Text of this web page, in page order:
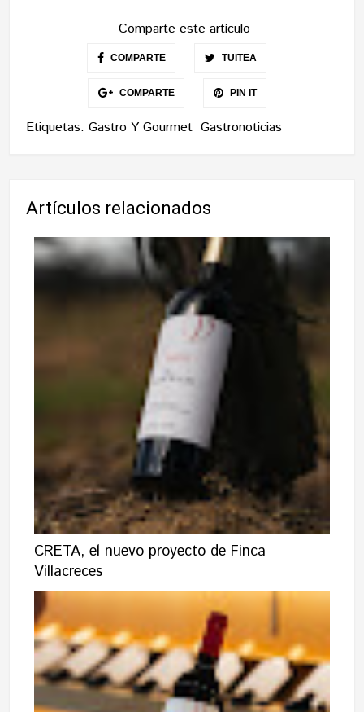
Comparte este artículo
COMPARTE TUITEA
COMPARTE PIN IT
Etiquetas:Gastro Y Gourmet Gastronoticias
Artículos relacionados
CRETA, el nuevo proyecto de Finca
Villacreces